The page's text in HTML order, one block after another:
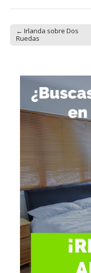
Post navigation
← Irlanda sobre Dos
Ruedas